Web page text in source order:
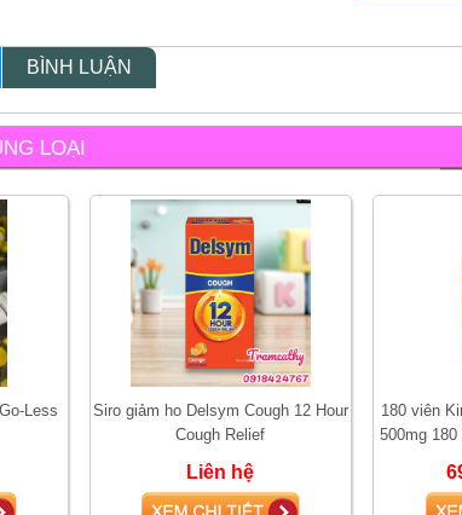
BÌNH LUẬN
LOẠI
Less
Siro giảm ho Delsym Cough 12 Hour
Cough Relief
Liên hệ
180 viên
500mg